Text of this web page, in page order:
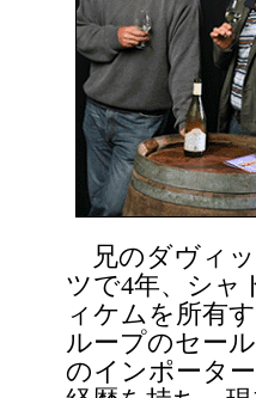
兄のダヴィッ
ツで4年、シャ
ィケムを所有
ループのセー
のインポータ